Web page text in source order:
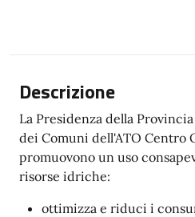
Descrizione
La Presidenza della
dei Comuni dell'ATO Centro
promuovono un uso
risorse idriche:
ottimizza e riduci i